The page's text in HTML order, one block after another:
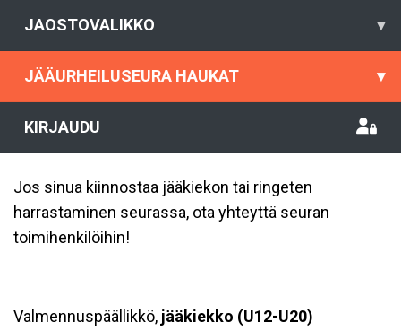
JAOSTOVALIKKO ▾
JÄÄURHEILUSEURA HAUKAT ▾
KIRJAUDU
Jos sinua kiinnostaa jääkiekon tai ringeten
harrastaminen seurassa, ota yhteyttä seuran
toimihenkilöihin!
Valmennuspäällikkö, jääkiekko (U12-U20)